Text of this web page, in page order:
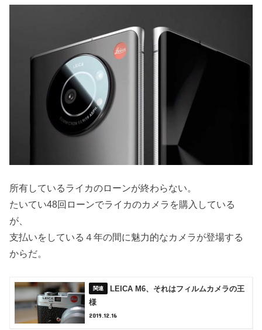
所有しているライカのローンが終わらない。
たいてい48回ローンでライカのカメラを購入している
が、
支払いをしている４年の間に魅力的なカメラが登場する
からだ。
LEICA M6、それはフィルムカメラの王
様
2019.12.16